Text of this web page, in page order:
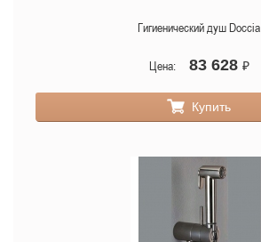
Гигиенический душ Doccia
Цена: 83 628 ₽
Купить